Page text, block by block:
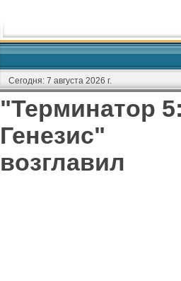
Сегодня: 7 августа 2026 г.
"Терминатор
Генезис"
возглавил